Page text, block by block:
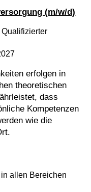
(m/w/d)
erfolgen in
theoretischen
dass
Kompetenzen
wie die
allen Bereichen